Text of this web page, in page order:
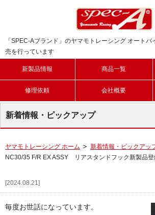
「SPEC-Aブランド」のヤマモトレーシング オートバ
売を行っています
新製品情報 商品一覧
修理依頼 会社概要
新着情報・ピックアップ
ヤマモトレーシング ホーム
新着情報・ピックアッ
NC30/35 F/R EX ASSY リアスタンドフック新製品登
[2024.08.21]
毎度お世話になっています。